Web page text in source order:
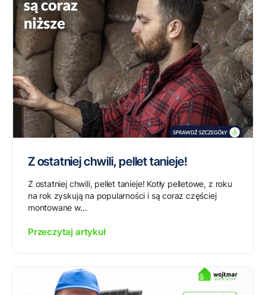
Z ostatniej chwili, pellet tanieje!
Z ostatniej chwili, pellet tanieje! Kotły pelletowe, z roku
na rok zyskują na popularności i są coraz częściej
montowane w...
Przeczytaj artykuł